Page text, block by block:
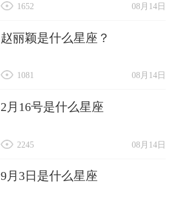
08月14日
1652
赵丽颖是什么星座？
08月14日
1081
2月16号是什么星座
08月14日
2245
9月3日是什么星座